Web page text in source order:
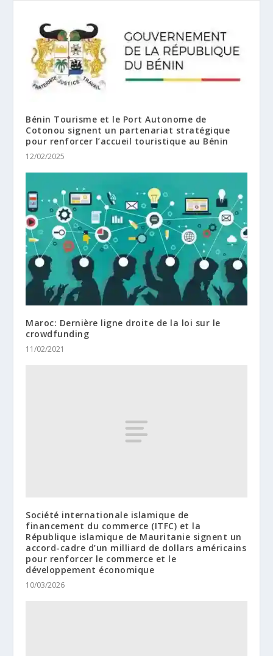
Bénin Tourisme et le Port Autonome de
Cotonou signent un partenariat stratégique
pour renforcer l’accueil touristique au Bénin
12/02/2025
Maroc: Dernière ligne droite de la loi sur le
crowdfunding
11/02/2021
Société internationale islamique de
financement du commerce (ITFC) et la
République islamique de Mauritanie signent un
accord-cadre d’un milliard de dollars américains
pour renforcer le commerce et le
développement économique
10/03/2026